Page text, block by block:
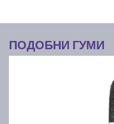
ПОДОБНИ ГУМИ